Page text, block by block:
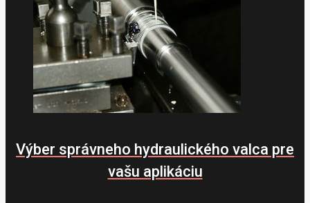
Výber správneho hydraulického valca pre
vašu aplikáciu